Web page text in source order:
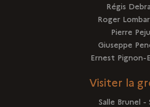
Régis
Roger
Pierre Peju
Giuseppe
Ernest Pignon-
Visiter la
Salle Brunel -